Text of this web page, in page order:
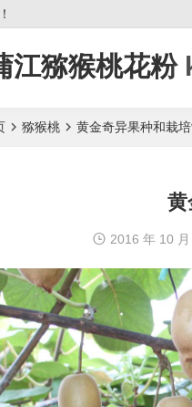
江猕猴桃花
猕猴桃 黄金奇异果种和栽
黄
2016 年 10 月